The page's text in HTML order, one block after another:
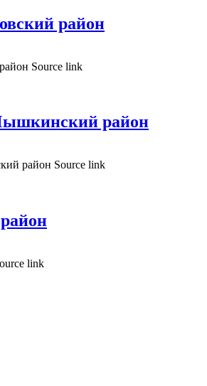
район
Source link
район
район Source link
link